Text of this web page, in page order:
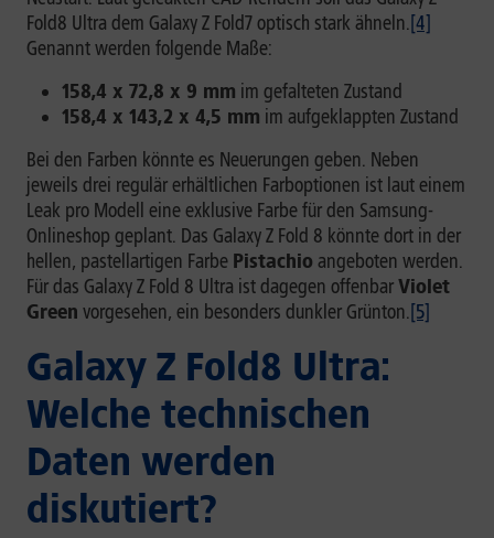
Fold8 Ultra dem Galaxy Z Fold7 optisch stark ähneln.[4]
Genannt werden folgende Maße:
158,4 x 72,8 x 9 mm im gefalteten Zustand
158,4 x 143,2 x 4,5 mm im aufgeklappten Zustand
Bei den Farben könnte es Neuerungen geben. Neben
jeweils drei regulär erhältlichen Farboptionen ist laut einem
Leak pro Modell eine exklusive Farbe für den Samsung-
Onlineshop geplant. Das Galaxy Z Fold 8 könnte dort in der
hellen, pastellartigen Farbe Pistachio angeboten werden.
Für das Galaxy Z Fold 8 Ultra ist dagegen offenbarViolet
Green vorgesehen, ein besonders dunkler Grünton.[5]
Galaxy Z Fold8 Ultra:
Welche technischen
Daten werden
diskutiert?